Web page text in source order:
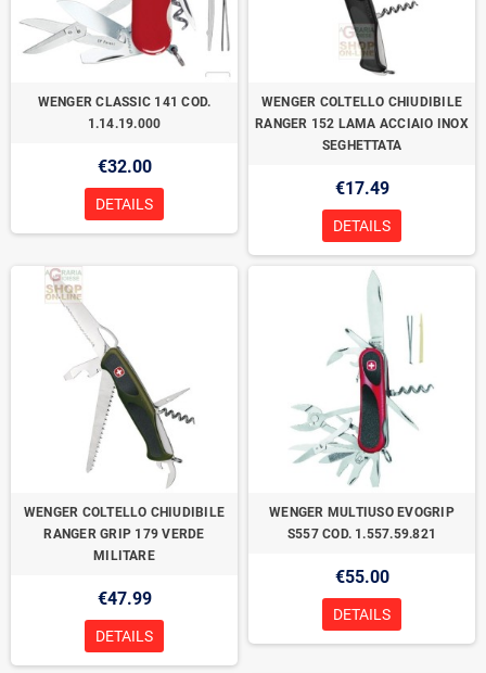
WENGER CLASSIC 141 COD.
1.14.19.000
€32.00
DETAILS
WENGER COLTELLO CHIUDIBILE
RANGER 152 LAMA ACCIAIO INOX
SEGHETTATA
€17.49
DETAILS
WENGER COLTELLO CHIUDIBILE
RANGER GRIP 179 VERDE
MILITARE
€47.99
DETAILS
WENGER MULTIUSO EVOGRIP
S557 COD. 1.557.59.821
€55.00
DETAILS